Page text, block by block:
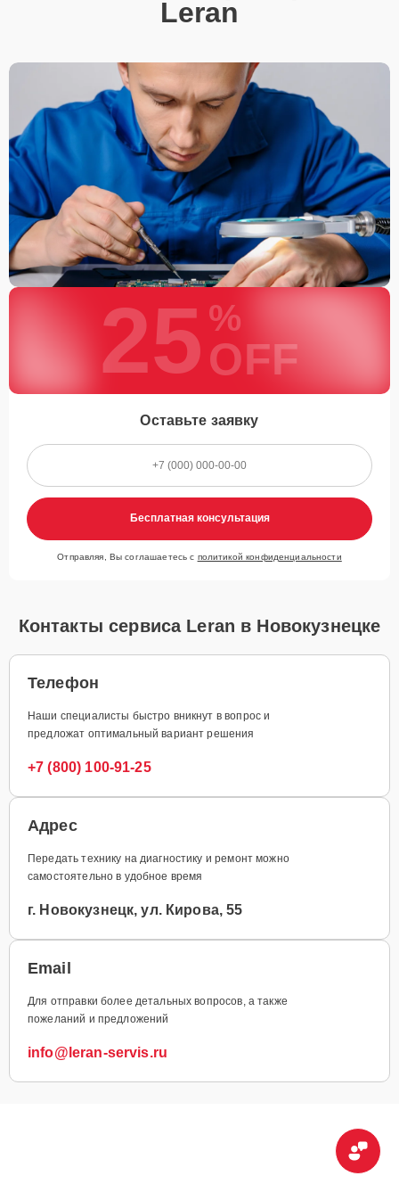
Leran
25 %
OFF
Оставьте заявку
Бесплатная консультация
Отправляя, Вы соглашаетесь с политикой конфиденциальности
Контакты сервиса Leran в Новокузнецке
Телефон
Наши специалисты быстро вникнут в вопрос и
предложат оптимальный вариант решения
+7 (800) 100-91-25
Адрес
Передать технику на диагностику и ремонт можно
самостоятельно в удобное время
г. Новокузнецк, ул. Кирова, 55
Email
Для отправки более детальных вопросов, а также
пожеланий и предложений
info@leran-servis.ru